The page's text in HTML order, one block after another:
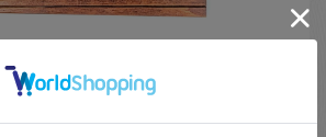
拭き漆仕上げをした、麺類も食べやすい
四角の箸、15cmからの箸 ]